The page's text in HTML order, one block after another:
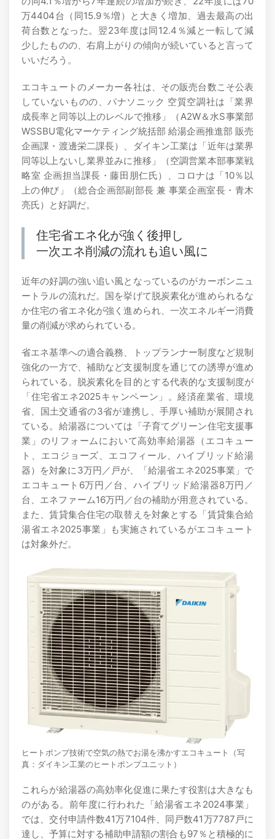
万4404台（同15.9％増）と大きく増加、過去最高の出
荷台数となった。翌23年度は同12.4％減と一転して減
少したものの、右肩上がりの傾向が続いていると言って
いいだろう。
エコキュートのメーカー各社は、その販売台数こそ公表
していないものの、パナソニック 空質空調社は「業界
成長率と同等以上のレベルで推移」（A2W＆水S事業部
WSSBU電化マーケティング統括部 給湯企画推進部 販売
企画課・渡邊栄二課長）、ダイキン工業は「近年は業界
同等以上ないし業界並みに推移」（空調営業本部事業戦
略室 企画担当課長・藤田朋仁氏）、コロナは「10％以
上の伸び」（総合企画部副部長 兼 事業企画室長・青木
亮氏）と好調だ。
住宅省エネ化が強く後押し
一次エネ削減の流れも追い風に
近年の好調の強い追い風となっているのがカーボンニュ
ートラルの流れだ。国を挙げて脱炭素化が進められるな
か住宅の省エネ化が強く進められ、一次エネルギー消費
量の削減が求められている。
省エネ基準への適合義務、トップランナー制度など規制
強化の一方で、補助など支援制度を通じての誘導が進め
られている。脱炭素化を目的とする代表的な支援制度が
「住宅省エネ2025キャンペーン」。経済産業省、環境
省、国土交通省の3省が連携し、手厚い補助が展開され
ている。給湯器については「子育てグリーン住宅支援事
業」のリフォームにおいて高効率給湯器（エコキュー
ト、エコジョーズ、エコフィール、ハイブリッド給湯
器）を対象に3万円／戸が、「給湯省エネ2025事業」で
エコキュート6万円／台、ハイブリッド給湯器8万円／
台、エネファーム16万円／台の補助が用意されている。
また、賃貸集合住宅の取替えを対象とする「賃貸集合給
湯省エネ2025事業」も実施されているがエコキュート
は対象外だ。
ヒートポンプ技術で空気の熱でお湯を沸かすエコキュート（写
真：ダイキン工業のヒートポンプユニット）
これらが給湯器の高効率化促進に果たす役割は大きなも
のがある。前年度に行われた「給湯省エネ2024事業」
では、交付申請件数41万7104件、同戸数41万7787戸に
達し、予算に対する補助申請額の割合も97％と積極的に